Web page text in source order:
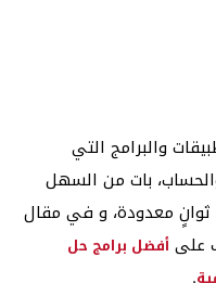
والبرامج التي
بات من السهل
ثوانٍ معدودة، و في مقال
أفضل برامج حل